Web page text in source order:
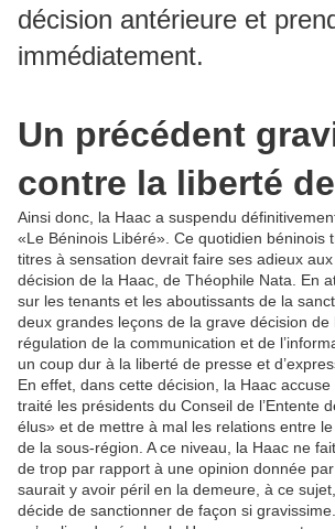
décision antérieure et
immédiatement.
Un précédent
contre la liberté
Ainsi donc, la Haac a suspendu
«Le Béninois Libéré». Ce quotidien béninois
titres à sensation devrait faire ses adieux
décision de la Haac, de Théophile Nata. En
sur les tenants et les aboutissants de la
deux grandes leçons de la grave décision de
régulation de la communication et de
un coup dur à la liberté de presse et
En effet, dans cette décision, la Haac accuse
traité les présidents du Conseil de l’Entente
élus» et de mettre à mal les relations entre
de la sous-région. A ce niveau, la Haac ne
de trop par rapport à une opinion donnée
saurait y avoir péril en la demeure, à ce
décide de sanctionner de façon si